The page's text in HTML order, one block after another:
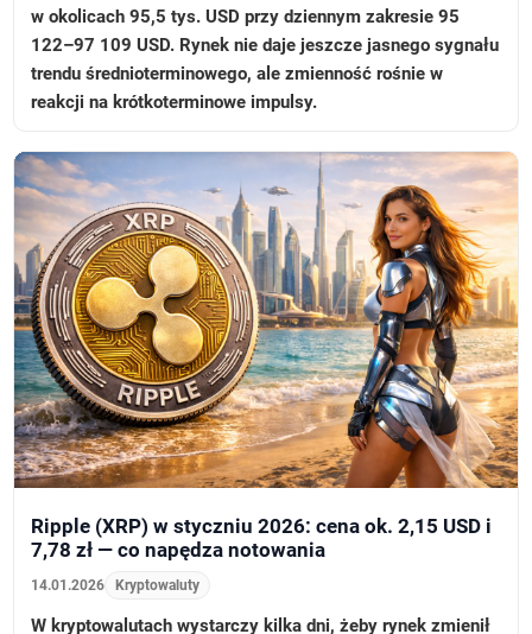
w okolicach 95,5 tys. USD przy dziennym zakresie 95
122–97 109 USD. Rynek nie daje jeszcze jasnego sygnału
trendu średnioterminowego, ale zmienność rośnie w
reakcji na krótkoterminowe impulsy.
Ripple (XRP) w styczniu 2026: cena ok. 2,15 USD i
7,78 zł — co napędza notowania
14.01.2026 Kryptowaluty
W kryptowalutach wystarczy kilka dni, żeby rynek zmienił